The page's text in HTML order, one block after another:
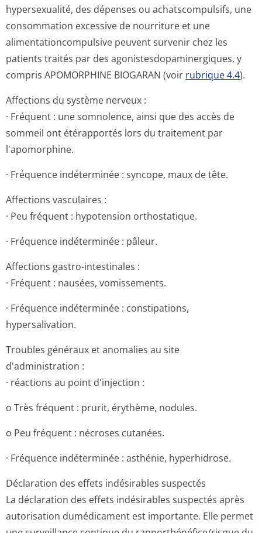
hypersexualité, des dépenses ou achatscompulsifs, une
consommation excessive de nourriture et une
alimentationcom­pulsive peuvent survenir chez les
patients traités par des agonistesdopa­minergiques, y
compris APOMORPHINE BIOGARAN (voir rubrique 4.4).
Affections du système nerveux :
· Fréquent : une somnolence, ainsi que des accès de
sommeil ont étérapportés lors du traitement par
l'apomorphine.
· Fréquence indéterminée : syncope, maux de tête.
Affections vasculaires :
· Peu fréquent : hypotension orthostatique.
· Fréquence indéterminée : pâleur.
Affections gastro-intestinales :
· Fréquent : nausées, vomissements.
· Fréquence indéterminée : constipations,
hypersalivation.
Troubles généraux et anomalies au site
d'administration :
· réactions au point d'injection :
o Très fréquent : prurit, érythème, nodules.
o Peu fréquent : nécroses cutanées.
· Fréquence indéterminée : asthénie, hyperhidrose.
Déclaration des effets indésirables suspectés
La déclaration des effets indésirables suspectés après
autorisation dumédicament est importante. Elle permet